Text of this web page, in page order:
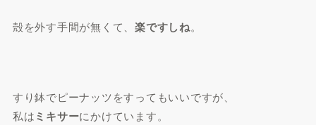
殻を外す手間が無くて、楽ですしね。
すり鉢でピーナッツをすってもいいですが、
私はミキサーにかけています。